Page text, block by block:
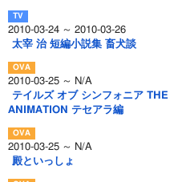
2010-03-24 ～ 2010-03-26
太宰 治 短編小説集 畜犬談
2010-03-25 ～ N/A
テイルズ オブ シンフォニア THE
ANIMATION テセアラ編
2010-03-25 ～ N/A
殿といっしょ